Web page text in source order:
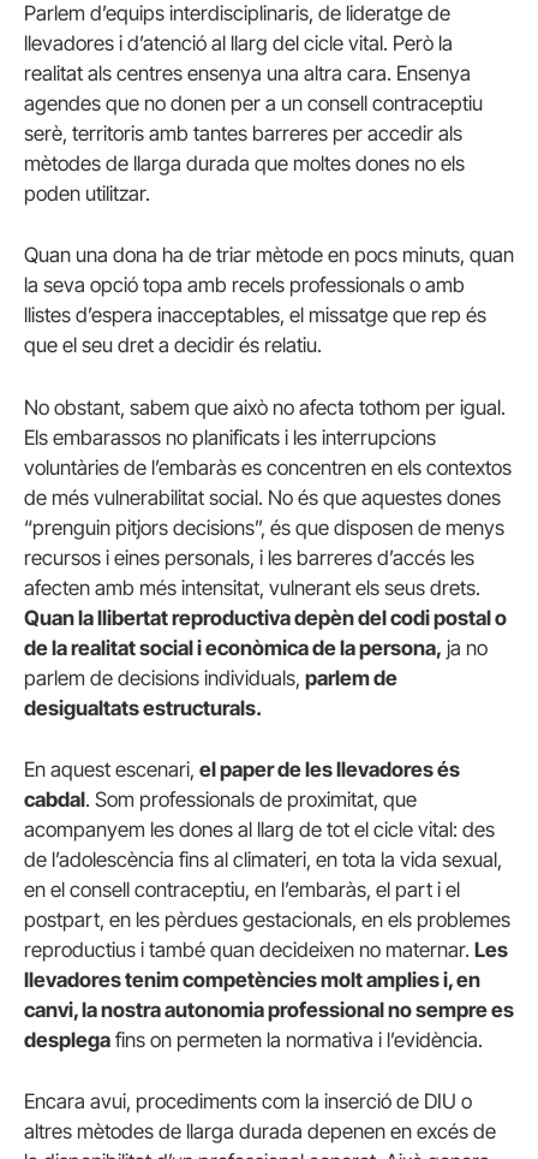
Parlem d’equips interdisciplinaris, de lideratge de
llevadores i d’atenció al llarg del cicle vital. Però la
realitat als centres ensenya una altra cara. Ensenya
agendes que no donen per a un consell contraceptiu
serè, territoris amb tantes barreres per accedir als
mètodes de llarga durada que moltes dones no els
poden utilitzar.
Quan una dona ha de triar mètode en pocs minuts, quan
la seva opció topa amb recels professionals o amb
llistes d’espera inacceptables, el missatge que rep és
que el seu dret a decidir és relatiu.
No obstant, sabem que això no afecta tothom per igual.
Els embarassos no planificats i les interrupcions
voluntàries de l’embaràs es concentren en els contextos
de més vulnerabilitat social. No és que aquestes dones
“prenguin pitjors decisions”, és que disposen de menys
recursos i eines personals, i les barreres d’accés les
afecten amb més intensitat, vulnerant els seus drets.
Quan la llibertat reproductiva depèn del codi postal o
de la realitat social i econòmica de la persona, ja no
parlem de decisions individuals, parlem de
desigualtats estructurals.
En aquest escenari, el paper de les llevadores és
cabdal. Som professionals de proximitat, que
acompanyem les dones al llarg de tot el cicle vital: des
de l’adolescència fins al climateri, en tota la vida sexual,
en el consell contraceptiu, en l’embaràs, el part i el
postpart, en les pèrdues gestacionals, en els problemes
reproductius i també quan decideixen no maternar. Les
llevadores tenim competències molt amplies i, en
canvi, la nostra autonomia professional no sempre es
desplega fins on permeten la normativa i l’evidència.
Encara avui, procediments com la inserció de DIU o
altres mètodes de llarga durada depenen en excés de